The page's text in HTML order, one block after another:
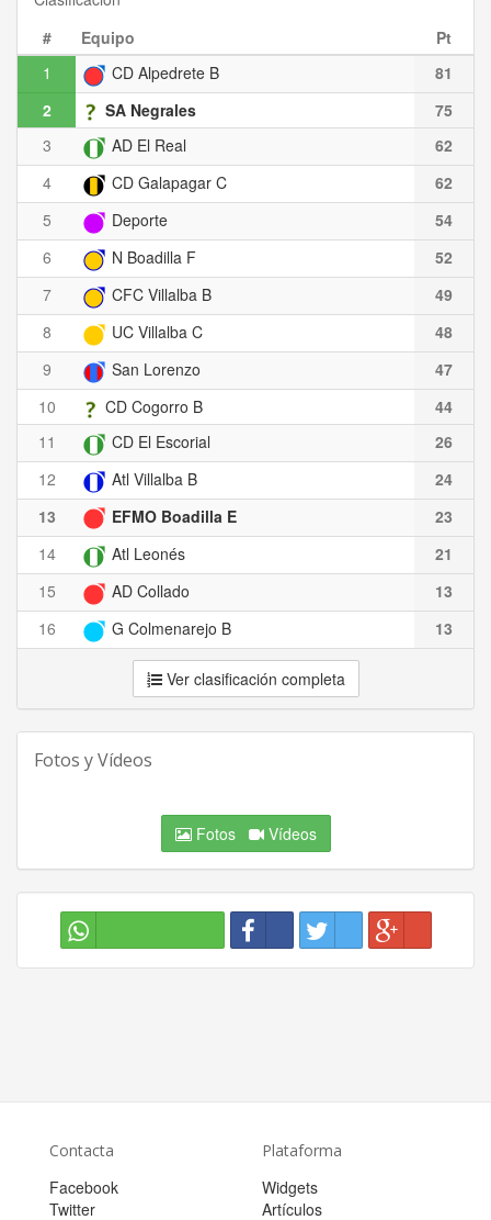
#
Equipo
Pt
1
CD Alpedrete B
81
2
SA Negrales
75
3
AD El Real
62
4
CD Galapagar C
62
5
Deporte
54
6
N Boadilla F
52
7
CFC Villalba B
49
8
UC Villalba C
48
9
San Lorenzo
47
10
CD Cogorro B
44
11
CD El Escorial
26
12
Atl Villalba B
24
13
EFMO Boadilla E
23
14
Atl Leonés
21
15
AD Collado
13
16
G Colmenarejo B 13
Ver clasificación completa
Fotos y Vídeos
Fotos Vídeos
Contacta
Facebook
Twitter
Plataforma
Widgets
Artículos